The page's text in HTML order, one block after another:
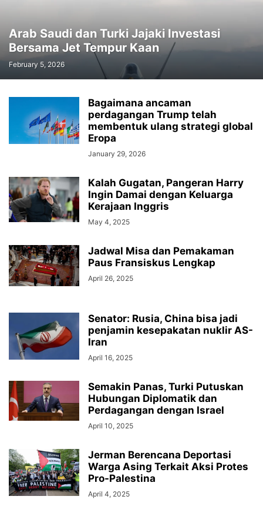
Arab Saudi dan Turki Jajaki Investasi
Bersama Jet Tempur Kaan
February 5, 2026
Bagaimana ancaman
perdagangan Trump telah
membentuk ulang strategi global
Eropa
January 29, 2026
Kalah Gugatan, Pangeran Harry
Ingin Damai dengan Keluarga
Kerajaan Inggris
May 4, 2025
Jadwal Misa dan Pemakaman
Paus Fransiskus Lengkap
April 26, 2025
Senator: Rusia, China bisa jadi
penjamin kesepakatan nuklir AS-
Iran
April 16, 2025
Semakin Panas, Turki Putuskan
Hubungan Diplomatik dan
Perdagangan dengan Israel
April 10, 2025
Jerman Berencana Deportasi
Warga Asing Terkait Aksi Protes
Pro-Palestina
April 4, 2025